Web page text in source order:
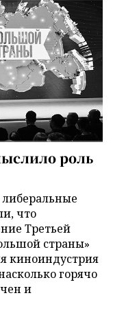
роль
либеральные
что
Третьей
страны»
киноиндустрия
горячо
и